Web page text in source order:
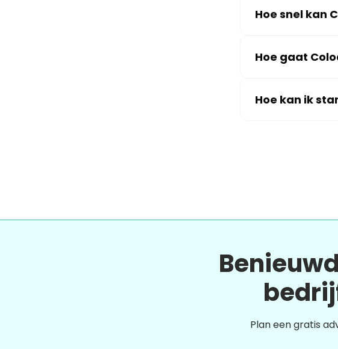
Hoe snel kan
Hoe gaat
Hoe kan ik
Plan een gratis